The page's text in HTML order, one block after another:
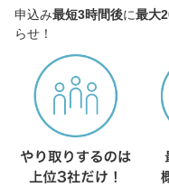
申込み最短3時間後に最大
らせ！